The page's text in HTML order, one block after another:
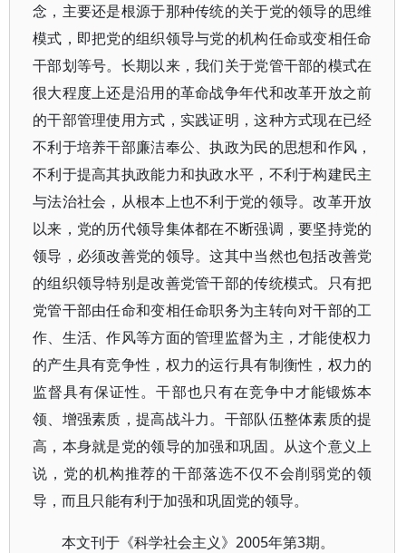
念，主要还是根源于那种传统的关于党的领导的思维
模式，即把党的组织领导与党的机构任命或变相任命
干部划等号。长期以来，我们关于党管干部的模式在
很大程度上还是沿用的革命战争年代和改革开放之前
的干部管理使用方式，实践证明，这种方式现在已经
不利于培养干部廉洁奉公、执政为民的思想和作风，
不利于提高其执政能力和执政水平，不利于构建民主
与法治社会，从根本上也不利于党的领导。改革开放
以来，党的历代领导集体都在不断强调，要坚持党的
领导，必须改善党的领导。这其中当然也包括改善党
的组织领导特别是改善党管干部的传统模式。只有把
党管干部由任命和变相任命职务为主转向对干部的工
作、生活、作风等方面的管理监督为主，才能使权力
的产生具有竞争性，权力的运行具有制衡性，权力的
监督具有保证性。干部也只有在竞争中才能锻炼本
领、增强素质，提高战斗力。干部队伍整体素质的提
高，本身就是党的领导的加强和巩固。从这个意义上
说，党的机构推荐的干部落选不仅不会削弱党的领
导，而且只能有利于加强和巩固党的领导。
本文刊于《科学社会主义》2005年第3期。